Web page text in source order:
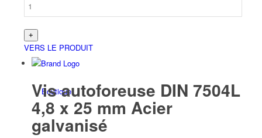
Produits
Boutique
VERS LE PRODUIT
Vis autoforeuse DIN 7504L
4,8 x 25 mm Acier
galvanisé